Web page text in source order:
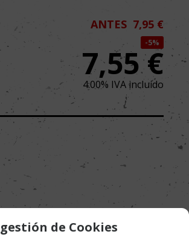
ANTES 7,95 €
5%
7,55 €
4.00% IVA incluido
de Cookies